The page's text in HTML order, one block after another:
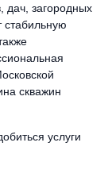
дач, загородных
стабильную
скважин
услуги